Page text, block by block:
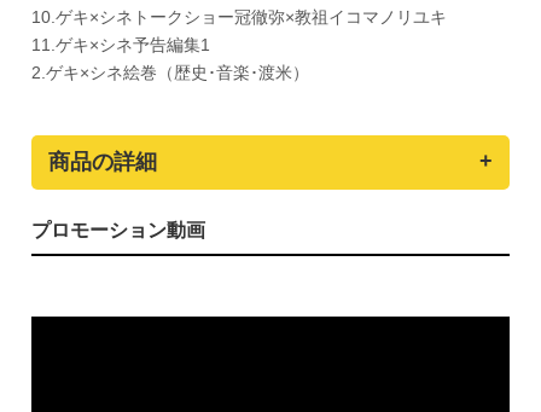
10.ゲキ×シネトークショー冠徹弥×教祖イコマノリユキ
11.ゲキ×シネ予告編集1
2.ゲキ×シネ絵巻（歴史･音楽･渡米）
商品の詳細
プロモーション動画